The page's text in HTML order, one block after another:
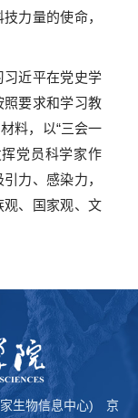
力量的使命，
近平在党史学
要求和学习教
料，以“三会一
党员科学家作
力、感染力，
、国家观、文
生物信息中心) 京